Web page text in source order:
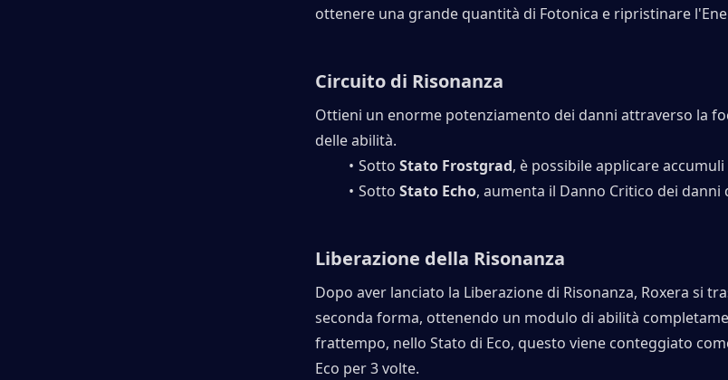
ottenere una grande quantità di Fotonica e ripristinare
Circuito di Risonanza
Ottieni un enorme potenziamento dei danni attraverso la
delle abilità.
Sotto Stato Frostgrad, è possibile applicare
Sotto Stato Echo, aumenta il Danno Critico dei danni
Liberazione della Risonanza
Dopo aver lanciato la Liberazione di Risonanza, Roxera si
seconda forma, ottenendo un modulo di abilità
frattempo, nello Stato di Eco, questo viene conteggiato
Eco per 3 volte.